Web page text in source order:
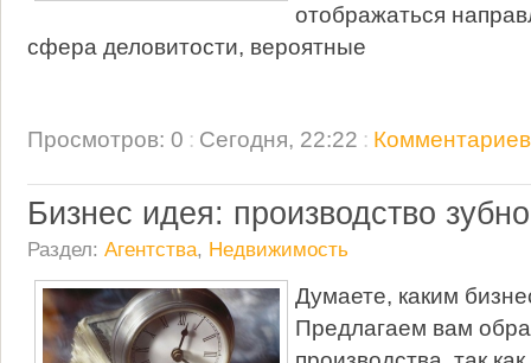
отображаться
сфера деловитости, вероятные
Просмотров: 0 : Сегодня, 22:22 :
Бизнес идея: производство
Раздел: Агентства, Недвижимость
Думаете, каким
Предлагаем вам